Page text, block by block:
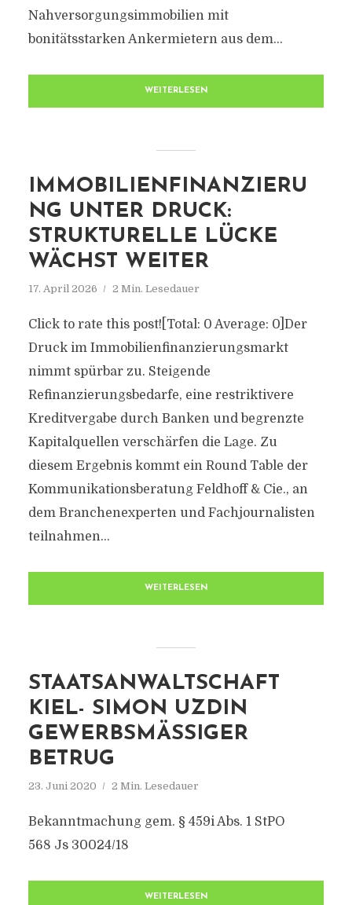
Nahversorgungsimmobilien mit
bonitätsstarken Ankermietern aus dem...
WEITERLESEN
IMMOBILIENFINANZIERU
NG UNTER DRUCK:
STRUKTURELLE LÜCKE
WÄCHST WEITER
17. April 2026 2 Min. Lesedauer
Click to rate this post![Total: 0 Average: 0]Der
Druck im Immobilienfinanzierungsmarkt
nimmt spürbar zu. Steigende
Refinanzierungsbedarfe, eine restriktivere
Kreditvergabe durch Banken und begrenzte
Kapitalquellen verschärfen die Lage. Zu
diesem Ergebnis kommt ein Round Table der
Kommunikationsberatung Feldhoff & Cie., an
dem Branchenexperten und Fachjournalisten
teilnahmen...
WEITERLESEN
STAATSANWALTSCHAFT
KIEL- SIMON UZDIN
GEWERBSMÄSSIGER B
ETRUG
23. Juni 2020 2 Min. Lesedauer
Bekanntmachung gem. § 459i Abs. 1 StPO
568 Js 30024/18
WEITERLESEN